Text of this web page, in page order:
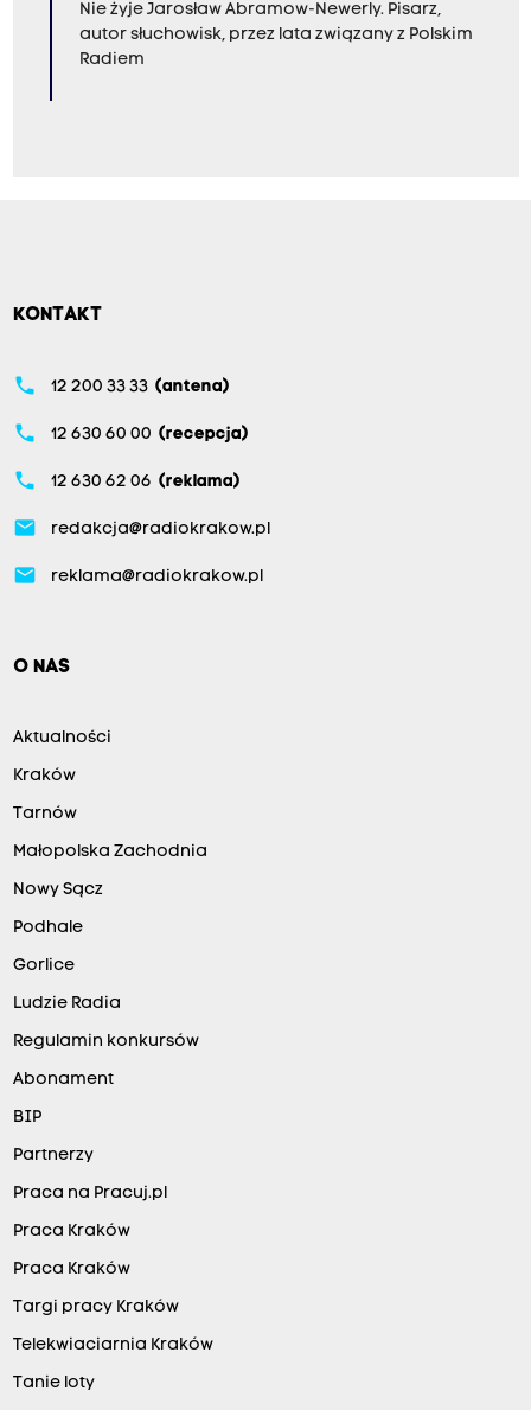
Nie żyje Jarosław Abramow-Newerly. Pisarz,
autor słuchowisk, przez lata związany z Polskim
Radiem
KONTAKT
phone 12 200 33 33 (antena)
phone 12 630 60 00 (recepcja)
phone 12 630 62 06 (reklama)
email redakcja@radiokrakow.pl
email reklama@radiokrakow.pl
O NAS
Aktualności
Kraków
Tarnów
Małopolska Zachodnia
Nowy Sącz
Podhale
Gorlice
Ludzie Radia
Regulamin konkursów
Abonament
BIP
Partnerzy
Praca na Pracuj.pl
Praca Kraków
Praca Kraków
Targi pracy Kraków
Telekwiaciarnia Kraków
Tanie loty